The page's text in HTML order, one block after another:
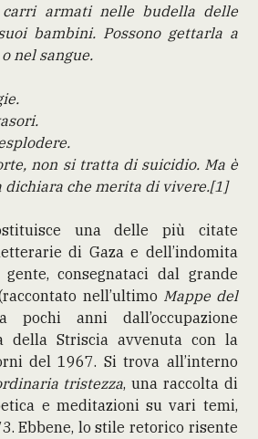
carri armati nelle budella delle
bambini. Possono gettarla a
nel sangue.
non si tratta di suicidio. Ma è
dichiara che merita di vivere.[1]
una delle più citate
di Gaza e dell’indomita
consegnataci dal grande
nell’ultimo Mappe del
pochi anni dall’occupazione
della Striscia avvenuta con la
del 1967. Si trova all’interno
tristezza, una raccolta di
e meditazioni su vari temi,
Ebbene, lo stile retorico risente